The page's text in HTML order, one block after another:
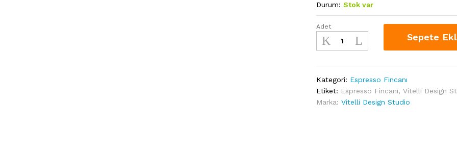
Durum: Stok var
Vitelli
Design
Studio
Taba
Eyer
Porselen
Adet
Sepete
Kategori: Espresso Fincanı
Etiket: Espresso Fincanı,Vitelli Design
Marka:Vitelli Design Studio